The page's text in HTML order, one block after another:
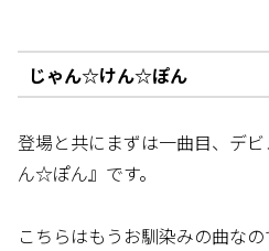
じゃん☆けん☆ぽん
登場と共にまずは一曲目、デ
ん☆ぽん』です。
こちらはもうお馴染みの曲な